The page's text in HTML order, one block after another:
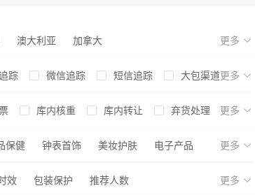
澳大利亚 加拿大
中国
更多
踪 微信追踪 短信追踪 大包渠道
客服 关税补贴 美国免税州仓
税 可发轻奢品 可发香水
更多
库内核重 库内转让 弃货处理
更换外箱 内件清点 内件加固
退货服务 购买保险
更多
保健 钟表首饰 美妆护肤 电子产品 更多
效 包装保护 推荐人数 更多